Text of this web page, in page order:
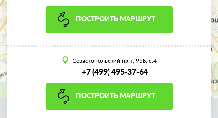
ПОСТРОИТЬ МАРШРУТ
Севастопольский пр-т, 95Б, с.4
+7 (499) 495-37-64
ПОСТРОИТЬ МАРШРУТ